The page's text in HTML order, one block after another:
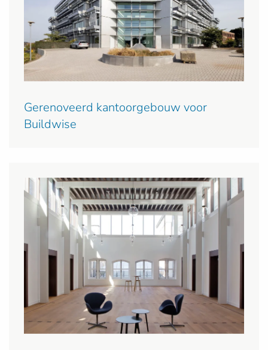
Gerenoveerd kantoorgebouw voor
Buildwise